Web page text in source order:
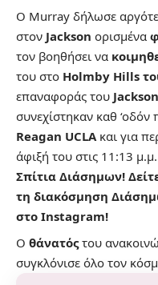
Ο Murray δήλωσε
στον Jackson ορισμένα
τον βοηθήσει να
του στο Holmby Hills
επαναφοράς του Jackson
συνεχίστηκαν καθ ‘οδόν
Reagan UCLAκαι για
άφιξή του στις 11:13 μ.μ.
Σπίτια Διάσημων!
τη διακόσμηση
στο Instagram!
Ο θάνατόςτου
συγκλόνισε όλο τον